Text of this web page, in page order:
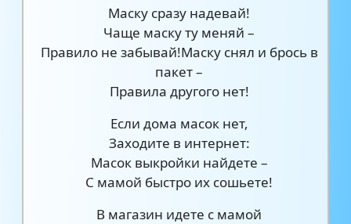
Маску сразу надевай!
Чаще маску ту меняй –
Правило не забывай!Маску снял и брось в
пакет –
Правила другого нет!
Если дома масок нет,
Заходите в интернет:
Масок выкройки найдете –
С мамой быстро их сошьете!
В магазин идете с мамой